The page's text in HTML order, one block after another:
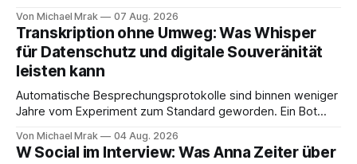
KI-Systeme Angriffe nicht nur unterstützen, sondern
durchführen können. Sie können. Es gibt inzwischen genug
dokumentierte Fälle, um über Belege statt
Von Michael Mrak 07 Aug. 2026
Transkription ohne Umweg: Was Whisper
für Datenschutz und digitale Souveränität
leisten kann
Automatische Besprechungsprotokolle sind binnen weniger
Jahre vom Experiment zum Standard geworden. Ein Bot
Ende eine Zusammenfassung samt Aufgabenliste. Das
funktioniert gut. Die Frage, die regelmäßig untergeht, lautet:
Von Michael Mrak 04 Aug. 2026
W Social im Interview: Was Anna Zeiter über